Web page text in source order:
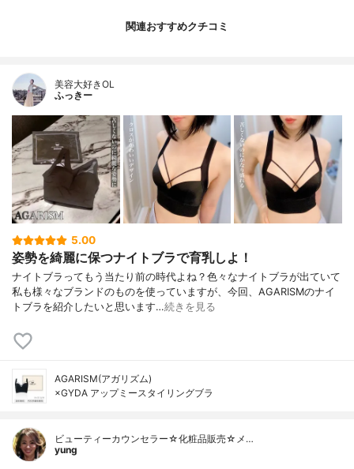
関連おすすめクチコミ
美容大好きOL
ふっきー
5.00
姿勢を綺麗に保つナイトブラで育乳しよ！
ナイトブラってもう当たり前の時代よね？色々なナイトブラが出ていて
私も様々なブランドのものを使っていますが、今回、AGARISMのナイ
トブラを紹介したいと思います…続きを見る
AGARISM(アガリズム)
×GYDA アップミースタイリングブラ
ビューティーカウンセラー☆化粧品販売☆メ…
yung